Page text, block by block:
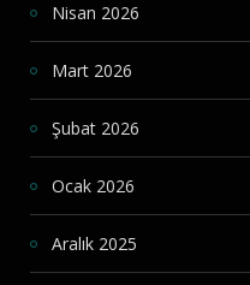
Nisan 2026
Mart 2026
Şubat 2026
Ocak 2026
Aralık 2025